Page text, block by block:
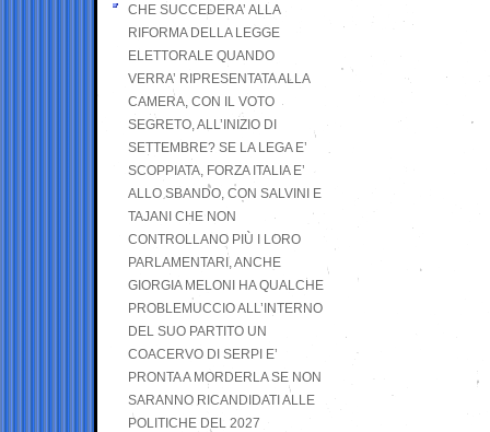
CHE SUCCEDERA’ ALLA
RIFORMA DELLA LEGGE
ELETTORALE QUANDO
VERRA’ RIPRESENTATA ALLA
CAMERA, CON IL VOTO
SEGRETO, ALL’INIZIO DI
SETTEMBRE? SE LA LEGA E’
SCOPPIATA, FORZA ITALIA E’
ALLO SBANDO, CON SALVINI E
TAJANI CHE NON
CONTROLLANO PIÙ I LORO
PARLAMENTARI, ANCHE
GIORGIA MELONI HA QUALCHE
PROBLEMUCCIO ALL’INTERNO
DEL SUO PARTITO UN
COACERVO DI SERPI E’
PRONTA A MORDERLA SE NON
SARANNO RICANDIDATI ALLE
POLITICHE DEL 2027